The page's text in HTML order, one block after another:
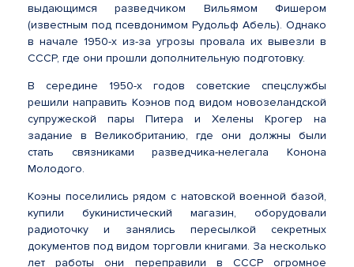
выдающимся разведчиком Вильямом Фишером
(известным под псевдонимом Рудольф Абель). Однако
в начале 1950-х из-за угрозы провала их вывезли в
СССР, где они прошли дополнительную подготовку.
В середине 1950-х годов советские спецслужбы
решили направить Коэнов под видом новозеландской
супружеской пары Питера и Хелены Крогер на
задание в Великобританию, где они должны были
стать связниками разведчика-нелегала Конона
Молодого.
Коэны поселились рядом с натовской военной базой,
купили букинистический магазин, оборудовали
радиоточку и занялись пересылкой секретных
документов под видом торговли книгами. За несколько
лет работы они переправили в СССР огромное